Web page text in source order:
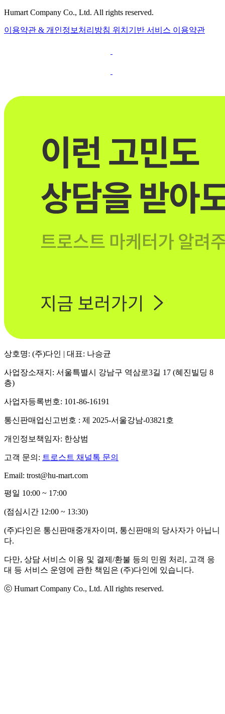
Humart Company Co., Ltd. All rights reserved.
이용약관 & 개인정보처리방침 위치기반 서비스 이용약관
상호명: (주)다인 | 대표: 나승균
사업장소재지: 서울특별시 강남구 역삼로3길 17 (혜진빌딩 8
층)
사업자등록번호: 101-86-16191
통신판매업신고번호 : 제 2025-서울강남-03821호
개인정보책임자: 한상범
고객 문의: 트로스트 채널톡 문의
Email: trost@hu-mart.com
평일 10:00 ~ 17:00
(점심시간 12:00 ~ 13:30)
(주)다인은 통신판매중개자이며, 통신판매의 당사자가 아닙니
다.
다만, 상담 서비스 이용 및 결제/환불 등의 민원 처리, 고객 응
대 등 서비스 운영에 관한 책임은 (주)다인에 있습니다.
ⓒ Humart Company Co., Ltd. All rights reserved.